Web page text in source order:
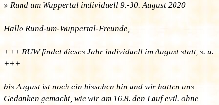
» Rund um Wuppertal individuell 9.-30. August 2020
Hallo Rund-um-Wuppertal-Freunde,
+++ RUW findet dieses Jahr individuell im August statt, s. u.
+++
bis August ist noch ein bisschen hin und wir hatten uns
Gedanken gemacht, wie wir am 16.8. den Lauf evtl. ohne